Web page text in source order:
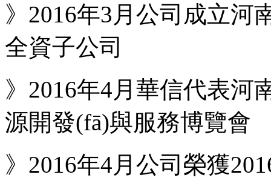
》2016年3月公司成立河
全資子公司
》2016年4月華信代表河
源開發(fā)與服務博覽會
》2016年4月公司榮獲